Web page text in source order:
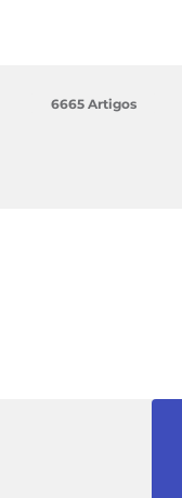
6665 Artigos